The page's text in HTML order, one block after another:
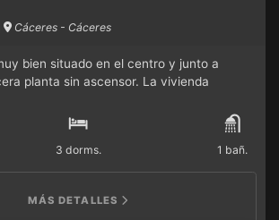
Cáceres - Cáceres
bien situado en el centro y junto a
planta sin ascensor. La vivienda
3 dorms. 1 bañ.
MÁS DETALLES